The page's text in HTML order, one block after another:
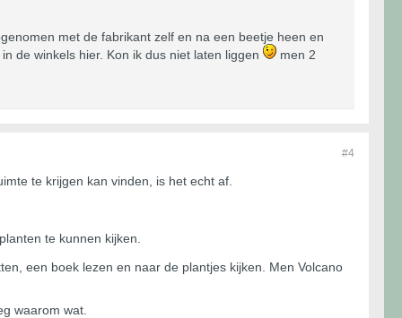
met de fabrikant zelf en na een beetje heen en
de winkels hier. Kon ik dus niet laten liggen
men 2
#4
te krijgen kan vinden, is het echt af.
te kunnen kijken.
een boek lezen en naar de plantjes kijken. Men Volcano
waarom wat.